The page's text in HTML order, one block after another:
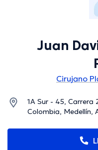
Juan
Cirujano
1A Sur - 45, Carrera
Colombia, Medellín,